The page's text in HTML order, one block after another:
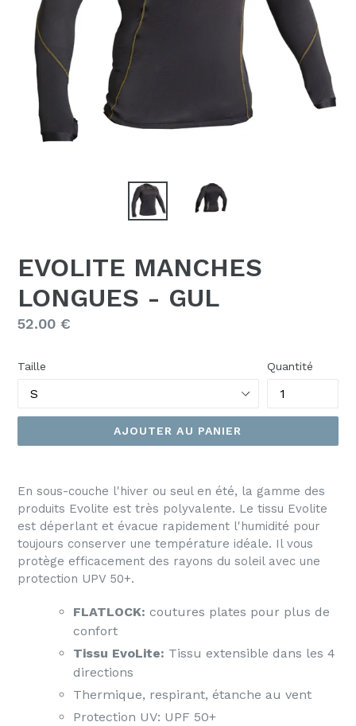
EVOLITE MANCHES
LONGUES - GUL
Prix
52.00 €
Taille Quantité
AJOUTER AU PANIER
En sous-couche l'hiver ou seul en été, la gamme des
produits Evolite est très polyvalente. Le tissu Evolite
est déperlant et évacue rapidement l'humidité pour
toujours conserver une température idéale. Il vous
protège efficacement des rayons du soleil avec une
protection UPV 50+.
FLATLOCK: coutures plates pour plus de
confort
Tissu EvoLite: Tissu extensible dans les 4
directions
Thermique, respirant, étanche au vent
Protection UV: UPF 50+